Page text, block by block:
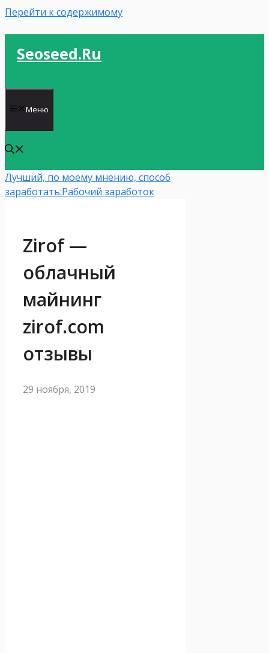
Перейти к содержимому
Seoseed.ru
Меню
Лучший, по моему мнению, способ
заработать:Рабочий заработок
Zirof —
облачный
майнинг
zirof.com
отзывы
29 ноября, 2019